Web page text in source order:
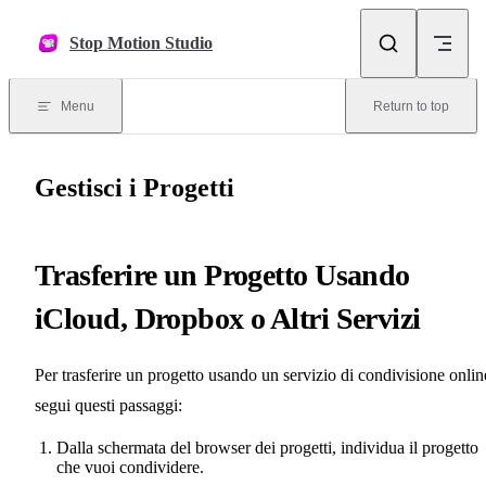
Stop Motion Studio
Menu Return to top
Gestisci i Progetti
Trasferire un Progetto Usando
iCloud, Dropbox o Altri Servizi
Per trasferire un progetto usando un servizio di condivisione
segui questi passaggi:
Dalla schermata del browser dei progetti, individua il progetto
che vuoi condividere.